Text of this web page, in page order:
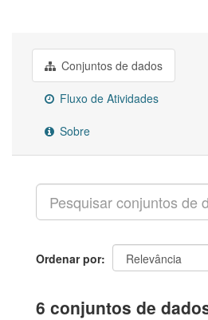
Conjuntos de dados
Fluxo de Atividades
Sobre
Ordenar por
6 conjuntos de